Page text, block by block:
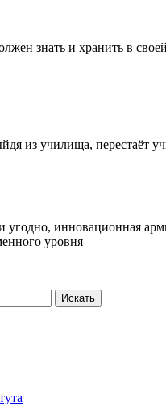
знать и хранить в
из училища, перестаёт
угодно, инновационная
уровня
Искать